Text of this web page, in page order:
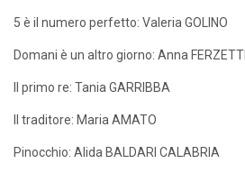
5 è il numero perfetto: Valeria GOLINO
Domani è un altro giorno: Anna FERZETTI
Il primo re: Tania GARRIBBA
Il traditore: Maria AMATO
Pinocchio: Alida BALDARI CALABRIA